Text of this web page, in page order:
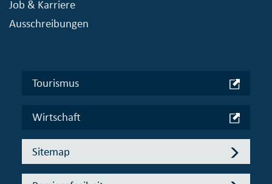
Job & Karriere
Ausschreibungen
Tourismus
Wirtschaft
Sitemap